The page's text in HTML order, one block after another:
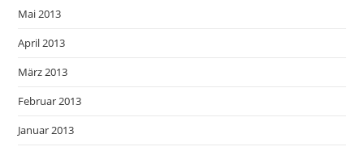
Mai 2013
April 2013
März 2013
Februar 2013
Januar 2013